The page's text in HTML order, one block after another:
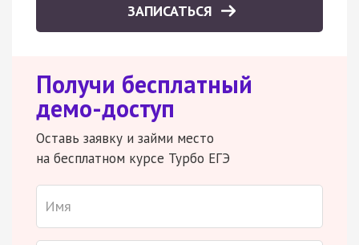
ЗАПИСАТЬСЯ
Получи бесплатный
демо-доступ
Оставь заявку и займи место
на бесплатном курсе Турбо ЕГЭ